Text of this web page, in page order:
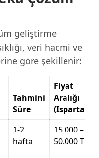
geliştirme
veri hacmi ve
göre şekillenir:
Tahmini
Süre
Fiyat
Aralığı
(Isparta)
1-2
hafta
15.000 –
50.000 TL